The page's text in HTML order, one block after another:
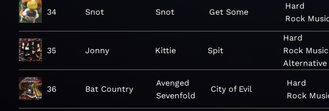
34 Snot Snot Get Some
Hard
Rock
35 Jonny Kittie Spit
Hard
Rock Music
Alternative
36 Bat Country
Avenged
Sevenfold
City of Evil
Hard
Rock